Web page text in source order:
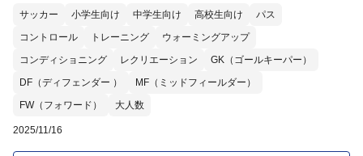
サッカー 小学生向け 中学生向け 高校生向け
パス
コントロール
トレーニング
ウォーミングアップ
コンディショニング
レクリエーション
GK（ゴールキーパー）
DF（ディフェンダー ）
MF（ミッドフィールダー）
FW（フォワード）
大人数
2025/11/16